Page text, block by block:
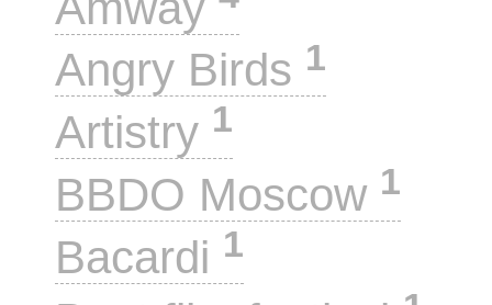
Angry Birds 1
Artistry 1
BBDO Moscow 1
Bacardi 1